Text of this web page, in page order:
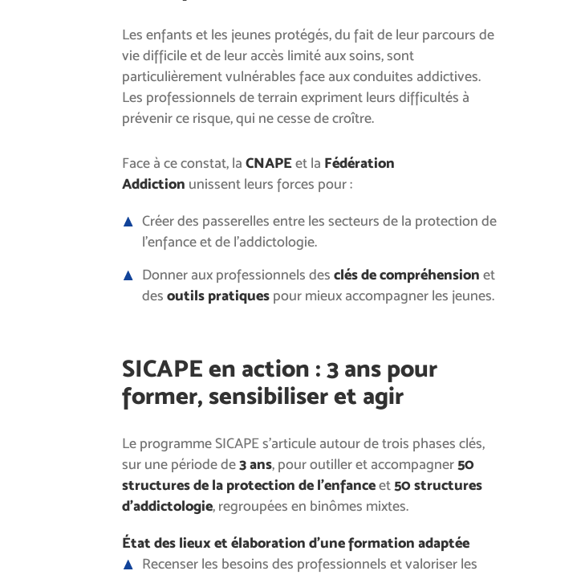
Les enfants et les jeunes protégés, du fait de leur parcours de
vie difficile et de leur accès limité aux soins, sont
particulièrement vulnérables face aux conduites addictives.
Les professionnels de terrain expriment leurs difficultés à
prévenir ce risque, qui ne cesse de croître.
Face à ce constat, la CNAPEet la Fédération
Addiction unissent leurs forces pour :
Créer des passerelles entre les secteurs de la protection de
l’enfance et de l’addictologie.
Donner aux professionnels des clés de compréhension et
des outils pratiques pour mieux accompagner les jeunes.
SICAPE en action : 3 ans pour
former, sensibiliser et agir
Le programme SICAPE s’articule autour de trois phases clés,
sur une période de3 ans, pour outiller et accompagner 50
structures de la protection de l’enfanceet 50 structures
d’addictologie, regroupées en binômes mixtes.
État des lieux et élaboration d’une formation adaptée
Recenser les besoins des professionnels et valoriser les